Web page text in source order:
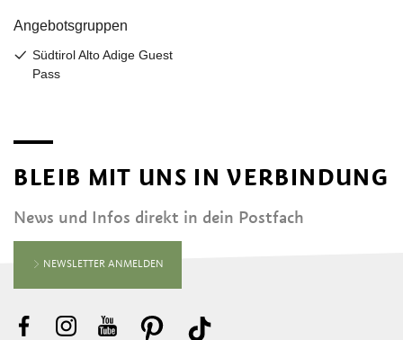
BLEIB MIT UNS IN VERBINDUNG
News und Infos direkt in dein Postfach
NEWSLETTER ANMELDEN